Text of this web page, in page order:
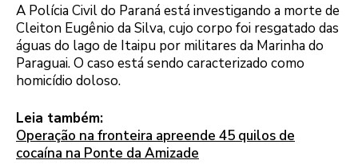
A Polícia Civil do Paraná está investigando a morte de
Cleiton Eugênio da Silva, cujo corpo foi resgatado das
águas do lago de Itaipu por militares da Marinha do
Paraguai. O caso está sendo caracterizado como
homicídio doloso.
Leia também:
Operação na fronteira apreende 45 quilos de
cocaína na Ponte da Amizade